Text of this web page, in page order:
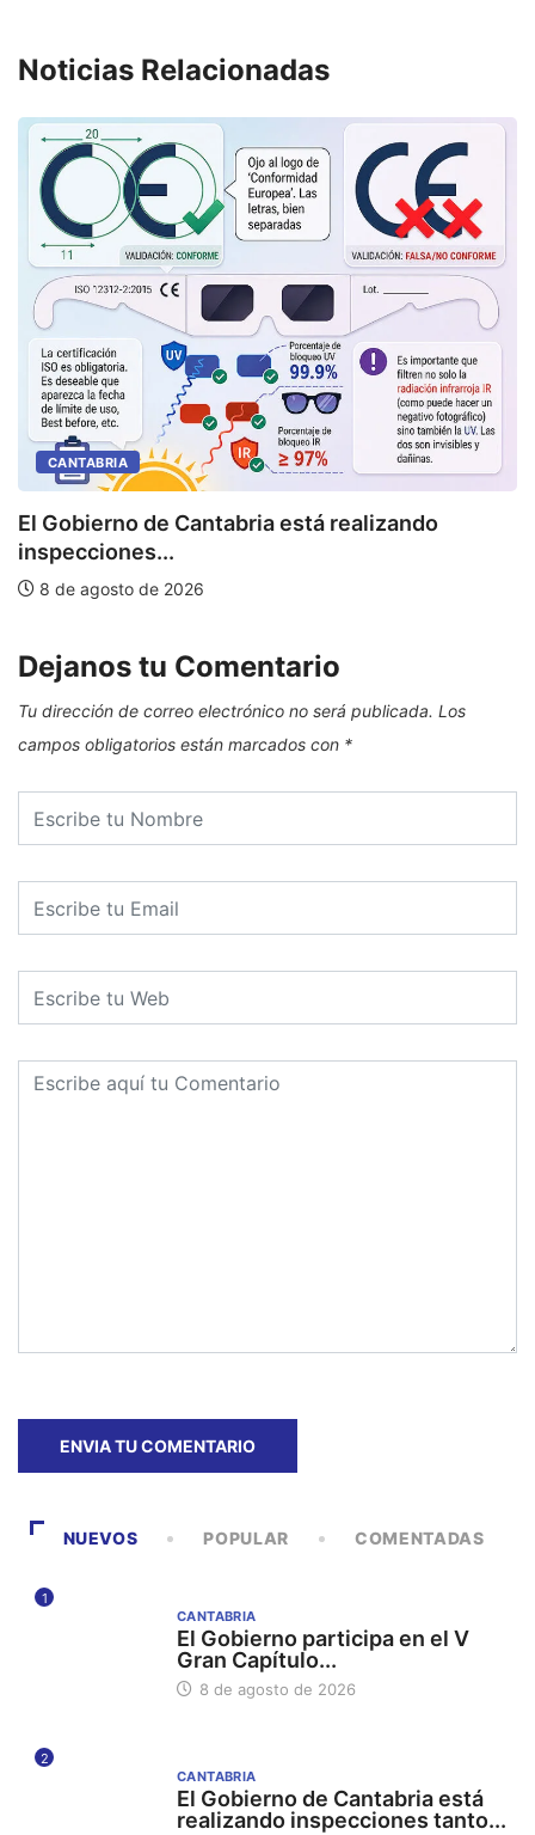
Noticias Relacionadas
CANTABRIA
El Gobierno de Cantabria está realizando
inspecciones...
8 de agosto de 2026
Dejanos tu Comentario
Tu dirección de correo electrónico no será publicada. Los
campos obligatorios están marcados con *
NUEVOS POPULAR COMENTADAS
1
CANTABRIA
El Gobierno participa en el V
Gran Capítulo...
8 de agosto de 2026
2
CANTABRIA
El Gobierno de Cantabria está
realizando inspecciones tanto...